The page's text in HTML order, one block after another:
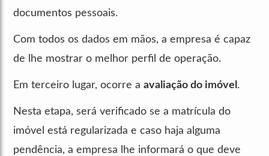
documentos pessoais.
Com todos os dados em mãos, a empresa é capaz
de lhe mostrar o melhor perfil de operação.
Em terceiro lugar, ocorre a avaliação do imóvel .
Nesta etapa, será verificado se a matrícula do
imóvel está regularizada e caso haja alguma
pendência, a empresa lhe informará o que deve